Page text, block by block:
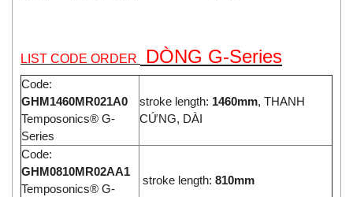
LIST CODE ORDER DÒNG G-Series
Code:
GHM1460MR021A0
Temposonics® G-
Series
stroke length: 1460mm, THANH
CỨNG, DÀI
Code:
GHM0810MR02AA1
Temposonics® G-
stroke length: 810mm